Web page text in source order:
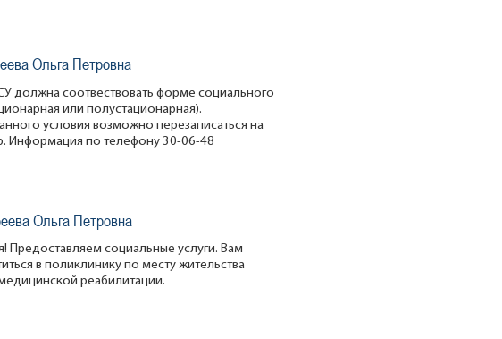
Ольга Петровна
должна соотвествовать форме социального
или полустационарная).
условия возможно перезаписаться на
Информация по телефону 30-06-48
Ольга Петровна
Предоставляем социальные услуги. Вам
в поликлинику по месту жительства
реабилитации.